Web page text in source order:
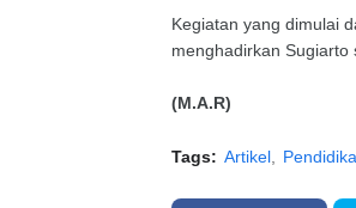
Kegiatan yang dimulai
menghadirkan Sugiarto
(M.A.R)
Tags: Artikel